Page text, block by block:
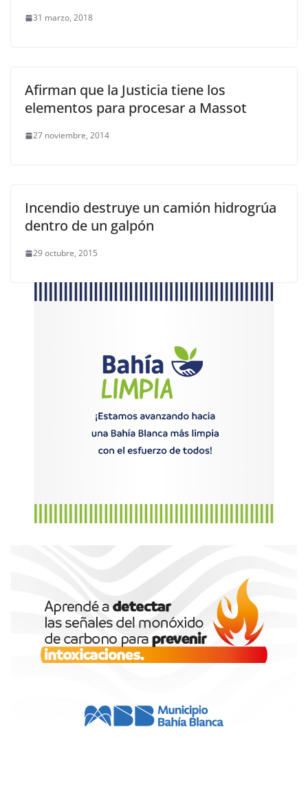
31 marzo, 2018
Afirman que la Justicia tiene los
elementos para procesar a Massot
27 noviembre, 2014
Incendio destruye un camión hidrogrúa
dentro de un galpón
29 octubre, 2015